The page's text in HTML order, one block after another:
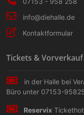
info@diehalle.de
Kontaktformular
Tickets & Vorverkauf
in der Halle bei
Büro unter 07153-
Reservix